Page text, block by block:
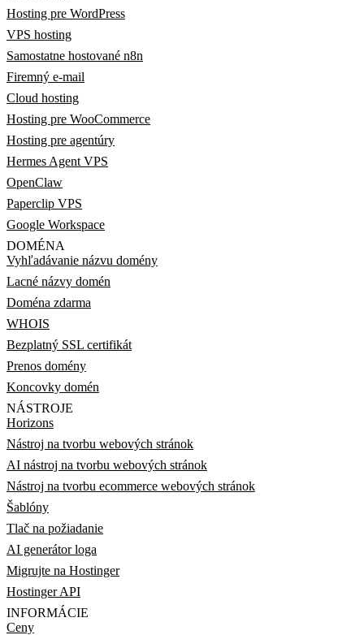
Hosting pre WordPress
VPS hosting
Samostatne hostované n8n
Firemný e-mail
Cloud hosting
Hosting pre WooCommerce
Hosting pre agentúry
Hermes Agent VPS
OpenClaw
Paperclip VPS
Google Workspace
DOMÉNA
Vyhľadávanie názvu domény
Lacné názvy domén
Doména zdarma
WHOIS
Bezplatný SSL certifikát
Prenos domény
Koncovky domén
NÁSTROJE
Horizons
Nástroj na tvorbu webových stránok
AI nástroj na tvorbu webových stránok
Nástroj na tvorbu ecommerce webových stránok
Šablóny
Tlač na požiadanie
AI generátor loga
Migrujte na Hostinger
Hostinger API
INFORMÁCIE
Ceny